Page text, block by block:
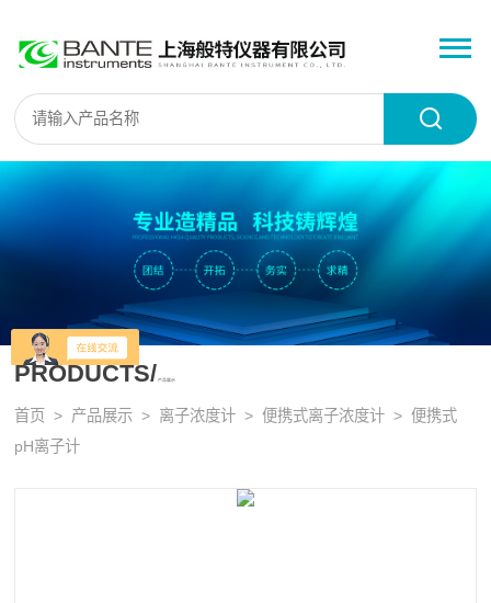
PRODUCTS/ 产品展示
首页 > 产品展示 > 离子浓度计 >便携式离子浓度计 > 便携式
pH离子计